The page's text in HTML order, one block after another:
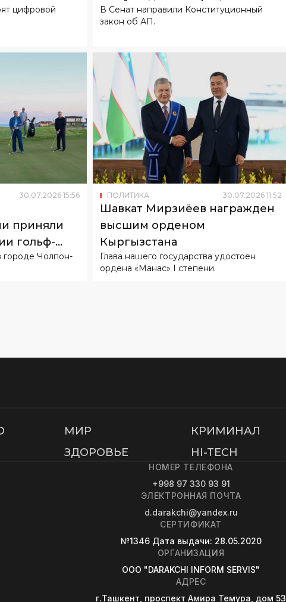
30 2026 15
гольф-
Чолпон-
ПОЛИТИКА 2026 11:52
Шавкат Мирзиёев награжден
высшим орденом
Кыргызстана
Глава нашего государства удостоен
МИР КРИМИНАЛ
ЗДОРОВЬЕ HI-TECH
НОМЕР ТЕЛЕФОНА
+998 97 330 93 91
ЭЛЕКТРОННАЯ ПОЧТА
d.darakchi@yandex.ru
СЕРТИФИКАТ
№1346 Дата выдачи: 28.05.2020
ОРГАНИЗАЦИЯ
OOO "DARAKCHI INFORM SERVIS"
АДРЕС
г.Ташкент, проспект Амира Темура, дом 53